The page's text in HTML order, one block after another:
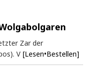
Zar der
V [Lesen•Bestellen]